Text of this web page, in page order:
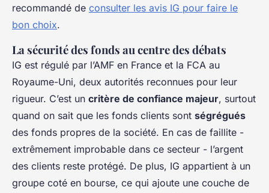
recommandé de consulter les avis IG pour faire le
bon choix.
La sécurité des fonds au centre des débats
IG est régulé par l’AMF en France et la FCA au
Royaume-Uni, deux autorités reconnues pour leur
rigueur. C’est un critère de confiance majeur, surtout
quand on sait que les fonds clients sont ségrégués
des fonds propres de la société. En cas de faillite -
extrêmement improbable dans ce secteur - l’argent
des clients reste protégé. De plus, IG appartient à un
groupe coté en bourse, ce qui ajoute une couche de